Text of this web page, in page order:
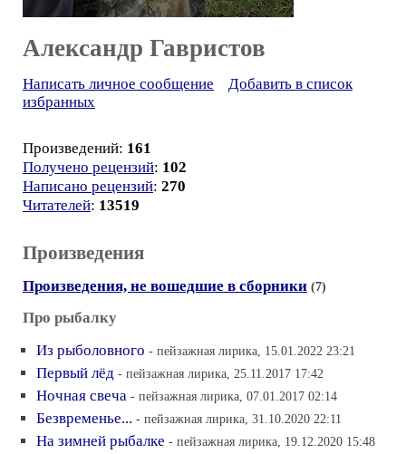
Александр Гавристов
Написать личное сообщение
Добавить в список
избранных
Произведений: 161
Получено рецензий: 102
Написано рецензий: 270
Читателей: 13519
Произведения
Произведения, не вошедшие в сборники (7)
Про рыбалку
Из рыболовного - пейзажная лирика, 15.01.2022 23:21
Первый лёд - пейзажная лирика, 25.11.2017 17:42
Ночная свеча - пейзажная лирика, 07.01.2017 02:14
Безвременье... - пейзажная лирика, 31.10.2020 22:11
На зимней рыбалке - пейзажная лирика, 19.12.2020 15:48